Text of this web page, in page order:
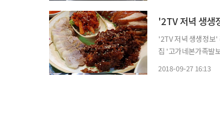
'2TV 저녁 생생정보'
집 '고가네본가족발보쌈'을 찾아간다. 27일 방송
2018-09-27 16:13